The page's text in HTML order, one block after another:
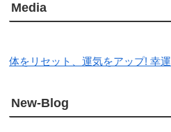
Media
体をリセット、運気をアップ! 幸
New-Blog